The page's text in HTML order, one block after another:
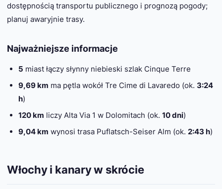
dostępnością transportu publicznego i prognozą pogody;
planuj awaryjnie trasy.
Najważniejsze informacje
5 miast łączy słynny niebieski szlak Cinque Terre
9,69 km ma pętla wokół Tre Cime di Lavaredo (ok. 3:24
h)
120 km liczy Alta Via 1 w Dolomitach (ok. 10 dni)
9,04 km wynosi trasa Puflatsch-Seiser Alm (ok. 2:43 h)
Włochy i kanary w skrócie